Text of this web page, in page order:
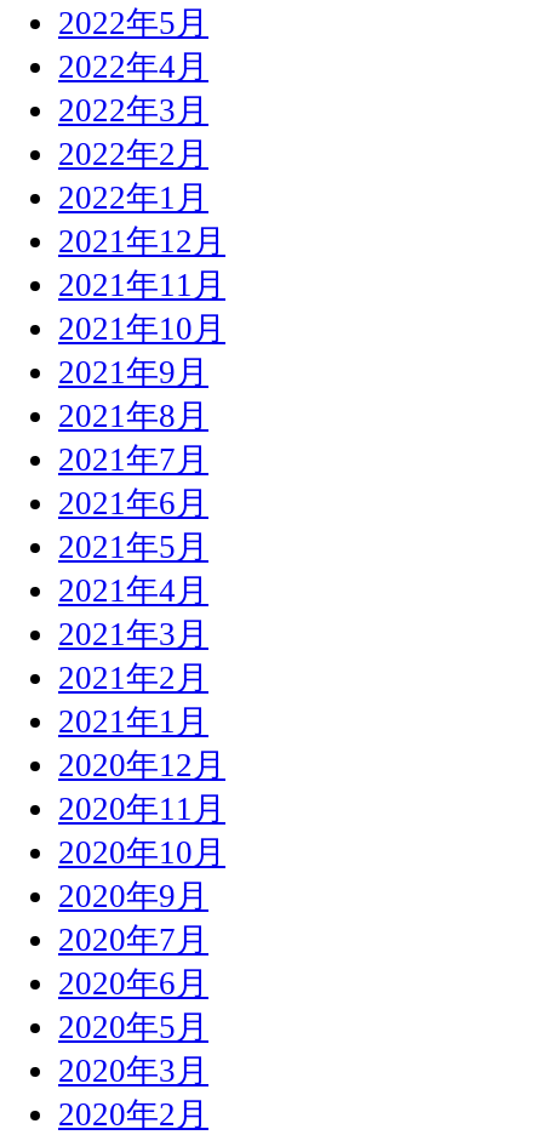
2022年5月
2022年4月
2022年3月
2022年2月
2022年1月
2021年12月
2021年11月
2021年10月
2021年9月
2021年8月
2021年7月
2021年6月
2021年5月
2021年4月
2021年3月
2021年2月
2021年1月
2020年12月
2020年11月
2020年10月
2020年9月
2020年7月
2020年6月
2020年5月
2020年3月
2020年2月